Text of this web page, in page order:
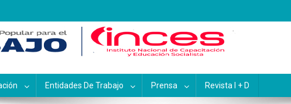
y Educación
Entidades De Trabajo Prensa Revista I + D